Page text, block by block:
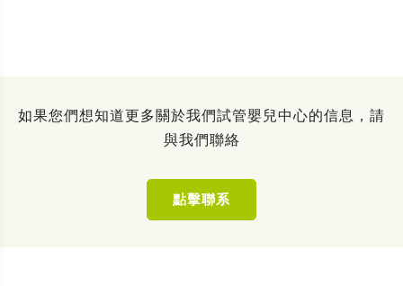
如果您們想知道更多關於我們試管嬰兒中心的信息，請
與我們聯絡
點擊聯系